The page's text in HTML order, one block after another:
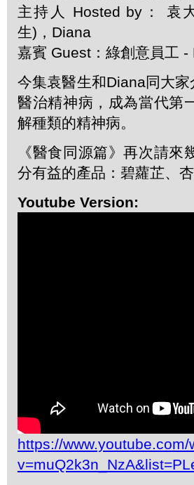
主持人 Hosted by： 袁
生)，Diana
嘉賓 Guest：綠創意員工
今集袁醫生和Diana同大
醫治精神病，成為當代第
解種類的精神病。
《醫食同源篇》再次請
分有益的產品：碧蘿芷、
Youtube Version:
https://www.youtube.com/